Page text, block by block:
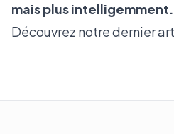
mais plus intelligemment.
Découvrez notre dernier